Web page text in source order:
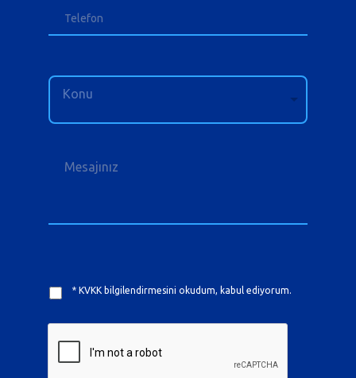
Konu
* KVKK bilgilendirmesini okudum, kabul ediyorum.